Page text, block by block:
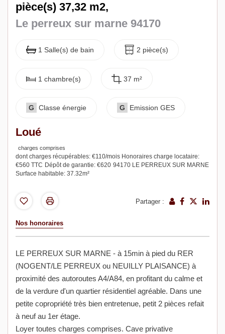
pièce(s) 37,32 m2,
Le perreux sur marne 94170
1 Salle(s) de bain 2 pièce(s)
1 chambre(s) 37 m²
G Classe énergie G Emission GES
Loué
charges comprises
dont charges récupérables: €110/mois Honoraires charge locataire:
€560 TTC Dépôt de garantie: €620 94170 LE PERREUX SUR MARNE
Surface habitable: 37.32m²
Partager :
Nos honoraires
LE PERREUX SUR MARNE - à 15min à pied du RER
(NOGENT/LE PERREUX ou NEUILLY PLAISANCE) à
proximité des autoroutes A4/A84, en profitant du calme et
de la verdure d'un quartier résidentiel agréable. Dans une
petite copropriété très bien entretenue, petit 2 pièces refait
à neuf au 1er étage.
Loyer toutes charges comprises. Cave privative